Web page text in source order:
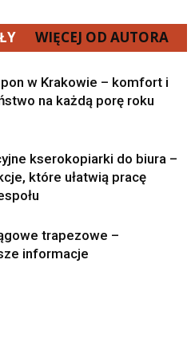
WIĘCEJ OD AUTORA
w Krakowie – komfort i
na każdą porę roku
kserokopiarki do biura –
które ułatwią pracę
trapezowe –
informacje